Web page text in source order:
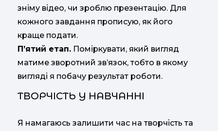
зніму відео, чи зроблю презентацію. Для
кожного завдання прописую, як його
краще подати.
П’ятий етап. Поміркувати, який вигляд
матиме зворотний зв’язок, тобто в якому
вигляді я побачу результат роботи.
ТВОРЧІСТЬ У НАВЧАННІ
Я намагаюсь залишити час на творчість та